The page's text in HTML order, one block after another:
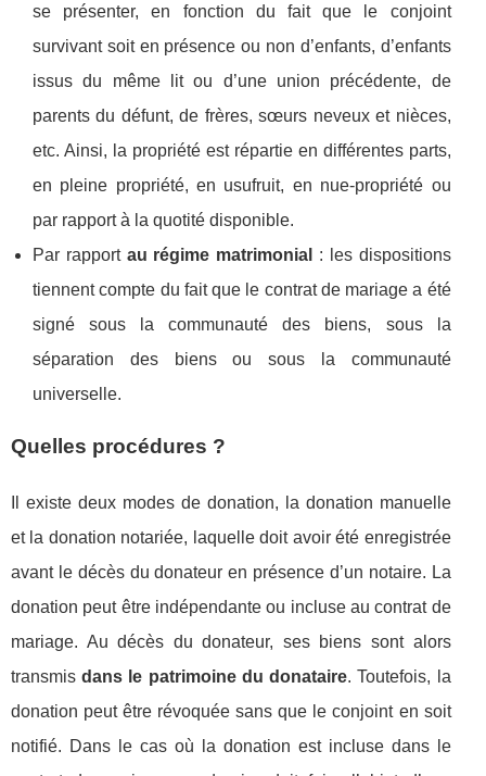
se présenter, en fonction du fait que le conjoint
survivant soit en présence ou non d’enfants, d’enfants
issus du même lit ou d’une union précédente, de
parents du défunt, de frères, sœurs neveux et nièces,
etc. Ainsi, la propriété est répartie en différentes parts,
en pleine propriété, en usufruit, en nue-propriété ou
par rapport à la quotité disponible.
Par rapport au régime matrimonial
: les dispositions
tiennent compte du fait que le contrat de mariage a été
signé sous la communauté des biens, sous la
séparation des biens ou sous la communauté
universelle.
Quelles procédures ?
Il existe deux modes de donation, la donation manuelle
et la donation notariée, laquelle doit avoir été enregistrée
avant le décès du donateur en présence d’un notaire. La
donation peut être indépendante ou incluse au contrat de
mariage. Au décès du donateur, ses biens sont alors
transmisdans le patrimoine du donataire. Toutefois, la
donation peut être révoquée sans que le conjoint en soit
notifié. Dans le cas où la donation est incluse dans le